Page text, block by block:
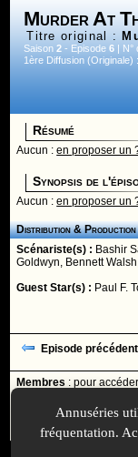
Murder At
Titre original :
Saison2 - Episode6 | N°
1ère Diffusion (Originale)
Résumé
Aucun :en proposer un
Synopsis de
Aucun :en proposer un
Distribution & Production
Scénariste(s) : Bashir
Goldwyn, Bennett Walsh
Guest Star(s) : Paul F.
Episode précédent
Membres : pour
Ajoutée le :30/11/-
Annuséries
fréquentation.